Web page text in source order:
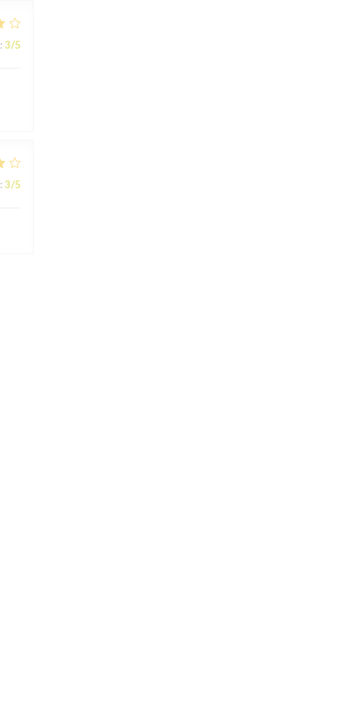
: 3/5
: 3/5